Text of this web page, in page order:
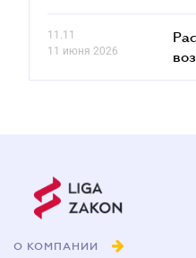
11.11
11 июня 2026
О КОМПАНИИ